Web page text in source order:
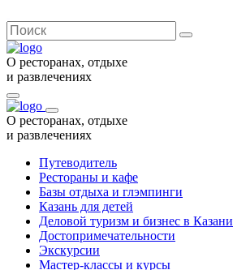
О ресторанах, отдыхе
и развлечениях
О ресторанах, отдыхе
и развлечениях
Путеводитель
Рестораны и кафе
Базы отдыха и глэмпинги
Казань для детей
Деловой туризм и бизнес в Казани
Достопримечательности
Экскурсии
Мастер-классы и курсы